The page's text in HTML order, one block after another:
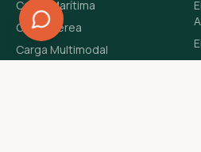
Carga Marítima
Carga Aérea
Carga Multimodal